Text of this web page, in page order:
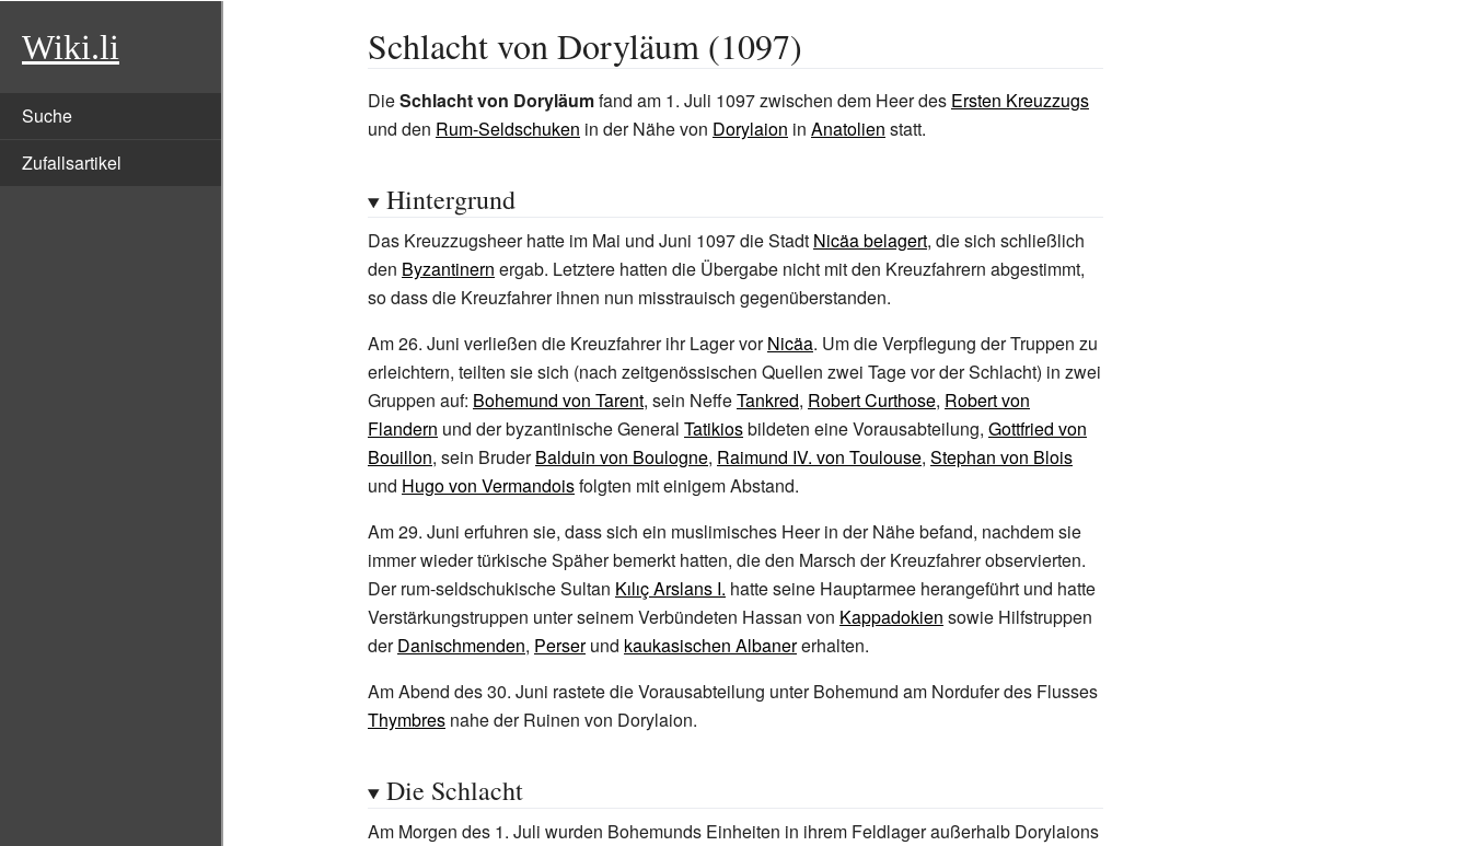
Wiki.li
Suche
Zufallsartikel
Schlacht von Doryläum (1097)
DieSchlacht von Doryläumfand am 1. Juli 1097 zwischen dem Heer des Ersten Kreuzzugs
und den Rum-Seldschuken in der Nähe von Dorylaion in Anatolien statt.
Hintergrund
Das Kreuzzugsheer hatte im Mai und Juni 1097 die Stadt Nicäa belagert, die sich schließlich
den Byzantinern ergab. Letztere hatten die Übergabe nicht mit den Kreuzfahrern abgestimmt,
so dass die Kreuzfahrer ihnen nun misstrauisch gegenüberstanden.
Am 26. Juni verließen die Kreuzfahrer ihr Lager vorNicäa. Um die Verpflegung der Truppen zu
erleichtern, teilten sie sich (nach zeitgenössischen Quellen zwei Tage vor der Schlacht) in zwei
Gruppen auf: Bohemund von Tarent, sein NeffeTankred, Robert Curthose, Robert von
Flandern und der byzantinische General Tatikiosbildeten eine Vorausabteilung, Gottfried von
Bouillon, sein BruderBalduin von Boulogne, Raimund IV. von Toulouse, Stephan von Blois
und Hugo von Vermandoisfolgten mit einigem Abstand.
Am 29. Juni erfuhren sie, dass sich ein muslimisches Heer in der Nähe befand, nachdem sie
immer wieder türkische Späher bemerkt hatten, die den Marsch der Kreuzfahrer observierten.
Der rum-seldschukische Sultan Kılıç Arslans I. hatte seine Hauptarmee herangeführt und hatte
Verstärkungstruppen unter seinem Verbündeten Hassan von Kappadokien sowie Hilfstruppen
derDanischmenden, Perserund kaukasischen Albanererhalten.
Am Abend des 30. Juni rastete die Vorausabteilung unter Bohemund am Nordufer des Flusses
Thymbres nahe der Ruinen von Dorylaion.
Die Schlacht
Am Morgen des 1. Juli wurden Bohemunds Einheiten in ihrem Feldlager außerhalb Dorylaions